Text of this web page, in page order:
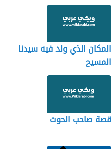
المكان الذي ولد فيه سيدنا
المسيح
قصة صاحب الحوت